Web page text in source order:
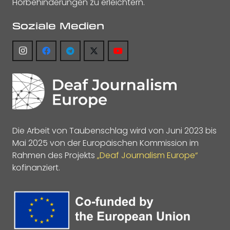
Soziale Medien
Die Arbeit von Taubenschlag wird von Juni 2023 bis
Mai 2025 von der Europäischen Kommission im
Rahmen des Projekts „Deaf Journalism Europe“
kofinanziert.